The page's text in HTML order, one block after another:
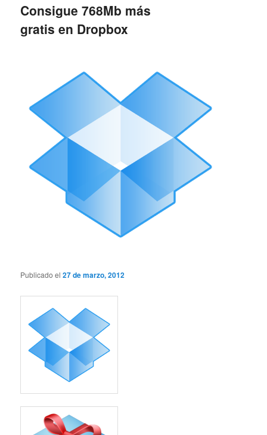
Consigue 768Mb más
gratis en Dropbox
Publicado el27 de marzo, 2012